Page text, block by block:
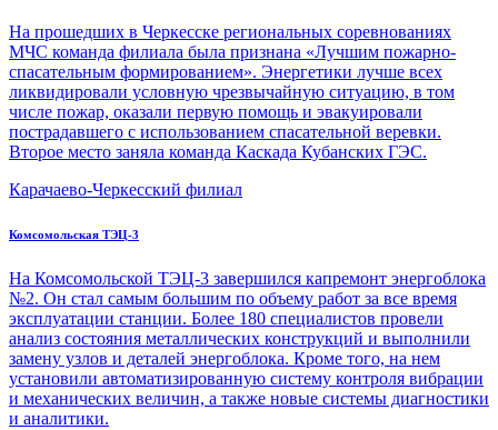
На прошедших в Черкесске региональных соревнованиях
МЧС команда филиала была признана «Лучшим пожарно-
спасательным формированием». Энергетики лучше всех
ликвидировали условную чрезвычайную ситуацию, в том
числе пожар, оказали первую помощь и эвакуировали
пострадавшего с использованием спасательной веревки.
Второе место заняла команда Каскада Кубанских ГЭС.
Карачаево-Черкесский филиал
Комсомольская ТЭЦ-3
На Комсомольской ТЭЦ-3 завершился капремонт энергоблока
№2. Он стал самым большим по объему работ за все время
эксплуатации станции. Более 180 специалистов провели
анализ состояния металлических конструкций и выполнили
замену узлов и деталей энергоблока. Кроме того, на нем
установили автоматизированную систему контроля вибрации
и механических величин, а также новые системы диагностики
и аналитики.